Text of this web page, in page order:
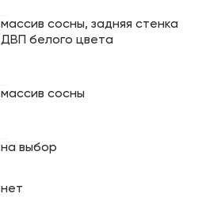
массив сосны, задняя стенка
ДВП белого цвета
массив сосны
на выбор
нет